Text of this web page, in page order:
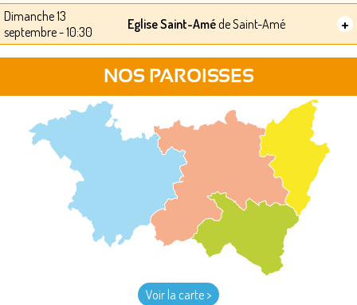
Dimanche 13
septembre - 10:30
Eglise Saint-Améde Saint-Amé +
NOS PAROISSES
Voir la carte >